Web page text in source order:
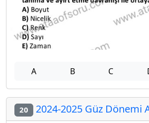
A B C
20 2024-2025 Güz Dönemi